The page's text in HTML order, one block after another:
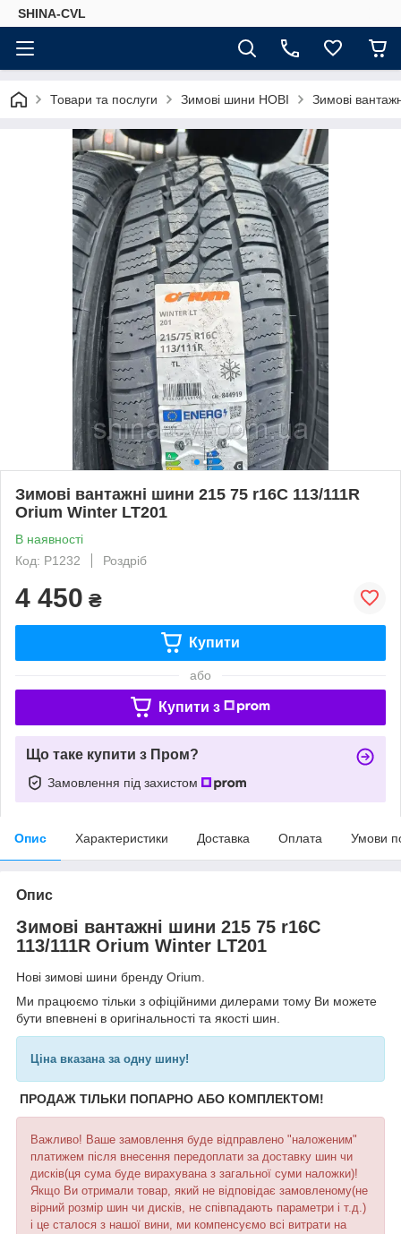
SHINA-CVL
Товари та послуги Зимові шини НОВІ Зимові
Зимові вантажні шини 215 75 r16C 113/111R
Orium Winter LT201
В наявності
Код: P1232
Роздріб
4 450 ₴
Купити
або
Купити з
Що таке купити з Пром?
Замовлення під захистом
Опис Характеристики Доставка Оплата Умови
Опис
Зимові вантажні шини 215 75 r16C
113/111R Orium Winter LT201
Нові зимові шини бренду Orium.
Ми працюємо тільки з офіційними дилерами тому Ви можете
бути впевнені в оригінальності та якості шин.
Ціна вказана за одну шину!
ПРОДАЖ ТІЛЬКИ ПОПАРНО АБО КОМПЛЕКТОМ!
Важливо! Ваше замовлення буде відправлено "наложеним"
платижем після внесення передоплати за доставку шин чи
дисків(ця сума буде вирахувана з загальної суми наложки)!
Якщо Ви отримали товар, який не відповідає замовленому(не
вірний розмір шин чи дисків, не співпадають параметри і т.д.)
і це сталося з нашої вини, ми компенсуємо всі витрати на